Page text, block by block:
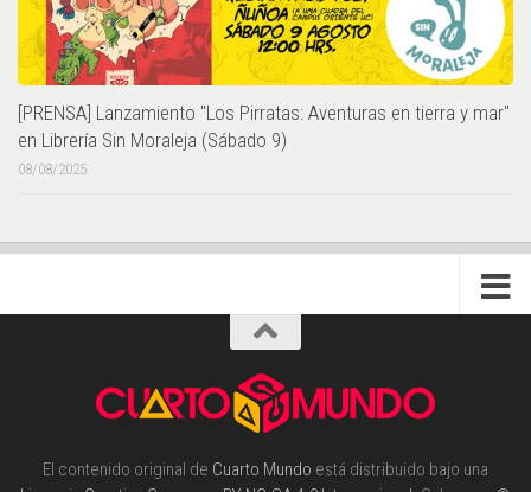
[PRENSA] Lanzamiento "Los Pirratas: Aventuras en tierra y mar"
en Librería Sin Moraleja (Sábado 9)
08/08/2025
El contenido original de Cuarto Mundo está distribuido bajo una